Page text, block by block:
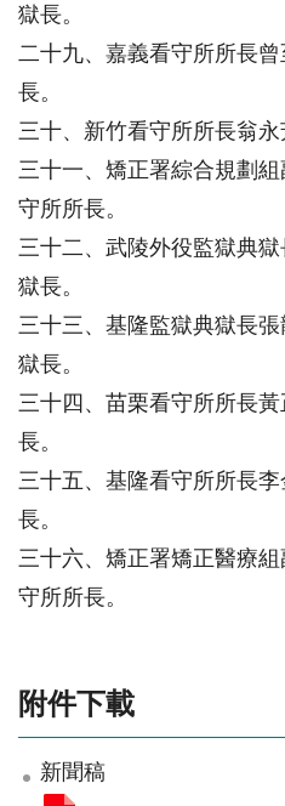
獄長。
二十九、嘉義看守所所長
長。
三十、新竹看守所所長翁永
三十一、矯正署綜合規劃
守所所長。
三十二、武陵外役監獄典
獄長。
三十三、基隆監獄典獄長
獄長。
三十四、苗栗看守所所長
長。
三十五、基隆看守所所長
長。
三十六、矯正署矯正醫療
守所所長。
附件下載
新聞稿